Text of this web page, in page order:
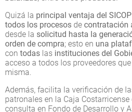
Quizá la principal ventaja del SICOP
todos los procesos de contratación
desde la solicitud hasta la
orden de compra; esto en una
con todas las instituciones del
acceso a todos los proveedores
misma.
Además, facilita la verificación de
patronales en la Caja Costarricense
consulta en Fondo de Desarrollo y